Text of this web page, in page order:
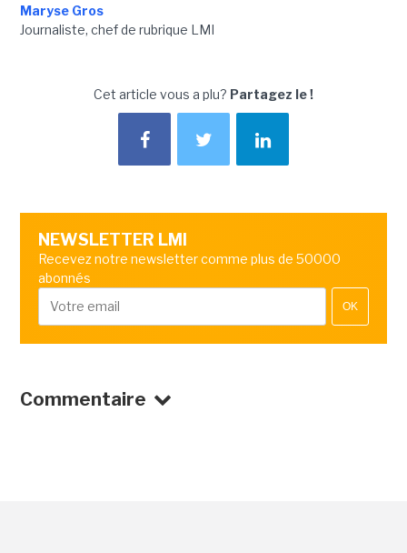
Maryse Gros
Journaliste, chef de rubrique LMI
Cet article vous a plu? Partagez le !
NEWSLETTER LMI
Recevez notre newsletter comme plus de 50000
abonnés
OK
Commentaire